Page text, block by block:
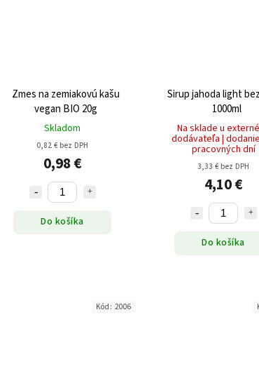
Zmes na zemiakovú kašu
vegan BIO 20g
Skladom
0,82 € bez DPH
0,98 €
Do košíka
Sirup jahoda light
1000ml
Na sklade u
dodávateľa |
pracovných dní
3,33 € bez DPH
4,10 €
Do košíka
Kód: 2006